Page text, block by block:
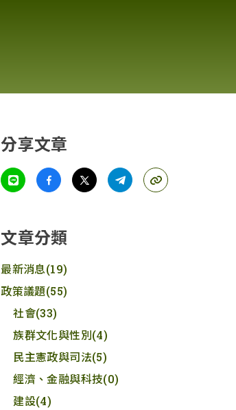
分享文章
文章分類
最新消息(19)
政策議題(55)
社會(33)
族群文化與性別(4)
民主憲政與司法(5)
經濟、金融與科技(0)
建設(4)